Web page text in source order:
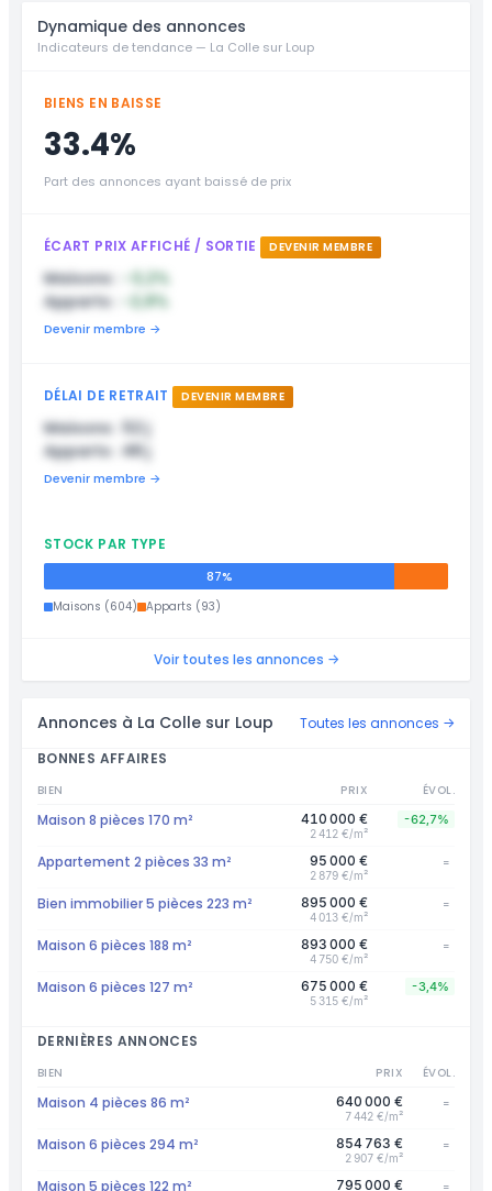
Dynamique des annonces
Indicateurs de tendance — La Colle sur Loup
BIENS EN BAISSE
33.4%
Part des annonces ayant baissé de prix
ÉCART PRIX AFFICHÉ / SORTIE DEVENIR MEMBRE
Maisons :
-3,2%
Apparts :
-2,8%
Devenir membre →
DÉLAI DE RETRAIT DEVENIR MEMBRE
Maisons : 52 j
Apparts : 48 j
Devenir membre →
STOCK PAR TYPE
87%
Maisons (604) Apparts (93)
Voir toutes les annonces →
Annonces à La Colle sur Loup
Toutes les annonces →
BONNES AFFAIRES
BIEN PRIX ÉVOL.
Maison 8 pièces 170 m² 410 000 €
2 412 €/m²
-62,7%
Appartement 2 pièces 33 m² 95 000 €
2 879 €/m²
=
Bien immobilier 5 pièces 223 m² 895 000 €
4 013 €/m²
=
Maison 6 pièces 188 m² 893 000 €
4 750 €/m²
=
Maison 6 pièces 127 m² 675 000 €
5 315 €/m²
-3,4%
DERNIÈRES ANNONCES
BIEN PRIX ÉVOL.
Maison 4 pièces 86 m² 640 000 €
7 442 €/m²
=
Maison 6 pièces 294 m² 854 763 €
2 907 €/m²
=
Maison 5 pièces 122 m² 795 000 € =